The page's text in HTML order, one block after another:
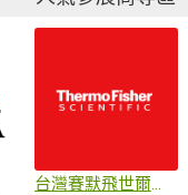
台灣賽默飛世爾科技股份有限公司